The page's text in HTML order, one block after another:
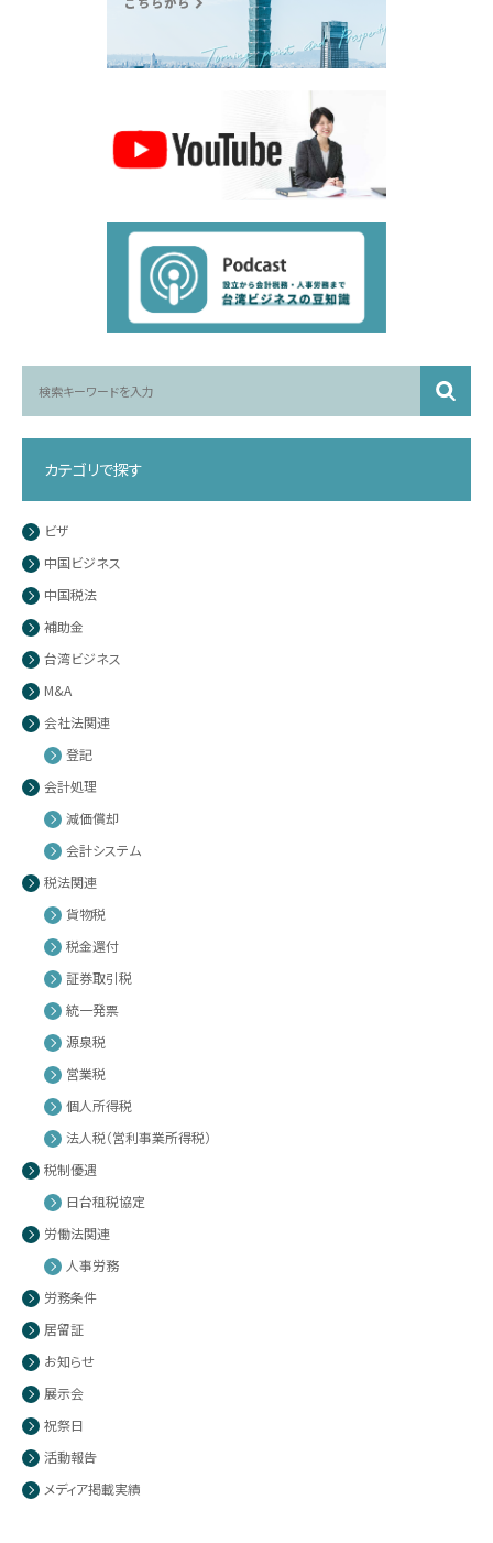
カテゴリで探す
ビザ
中国ビジネス
中国税法
補助金
台湾ビジネス
M&A
会社法関連
登記
会計処理
減価償却
会計システム
税法関連
貨物税
税金還付
証券取引税
統一発票
源泉税
営業税
個人所得税
法人税（営利事業所得税）
税制優遇
日台租税協定
労働法関連
人事労務
労務条件
居留証
お知らせ
展示会
祝祭日
活動報告
メディア掲載実績